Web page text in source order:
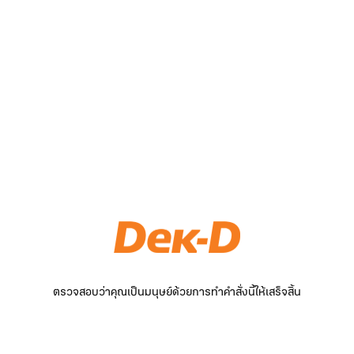
ตรวจสอบว่าคุณเป็นมนุษย์ด้วยการทำคำสั่งนี้ให้เสร็จสิ้น